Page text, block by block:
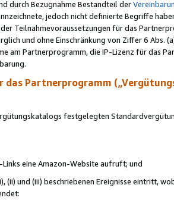
durch Bezugnahme Bestandteil der
jedoch nicht definierte Begriffe
Teilnahmevoraussetzungen für das
und ohne Einschränkung von Ziffer 6 Abs.
am Partnerprogramm, die IP-Lizenz für das
Partnerprogramm
festgelegten
eine Amazon-Website aufruft; und
und (iii) beschriebenen Ereignisse eintritt,